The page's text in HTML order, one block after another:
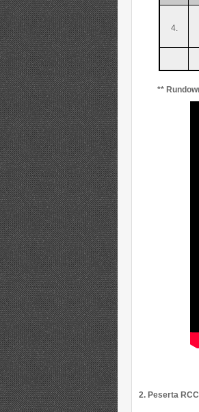
4.
**
2. Peserta RCC